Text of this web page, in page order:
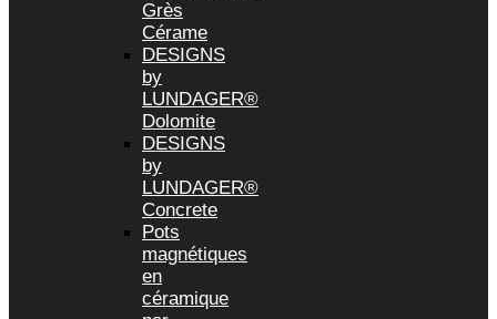
Grès
Cérame
DESIGNS
by
LUNDAGER®
Dolomite
DESIGNS
by
LUNDAGER®
Concrete
Pots
magnétiques
en
céramique